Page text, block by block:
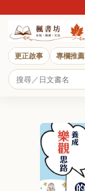
更正啟事 專欄推薦